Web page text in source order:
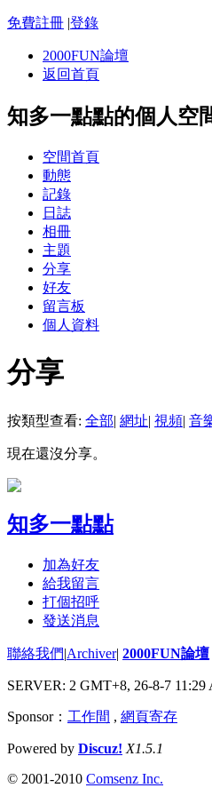
免費註冊 |登錄
2000FUN論壇
返回首頁
知多一點點的個人空
空間首頁
動態
記錄
日誌
相冊
主題
分享
好友
留言板
個人資料
分享
按類型查看: 全部| 網址| 視頻| 音
現在還沒分享。
知多一點點
加為好友
給我留言
打個招呼
發送消息
聯絡我們|Archiver| 2000FUN論壇
SERVER: 2 GMT+8, 26-8-7 11:29
Sponsor： 工作間 , 網頁寄存
Powered by Discuz! X1.5.1
© 2001-2010 Comsenz Inc.